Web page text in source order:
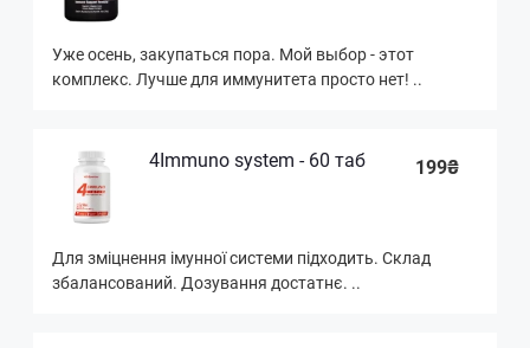
Уже осень, закупаться пора. Мой выбор - этот
комплекс. Лучше для иммунитета просто нет! ..
4Immuno system - 60 таб 199₴
Для зміцнення імунної системи підходить. Склад
збалансований. Дозування достатнє. ..